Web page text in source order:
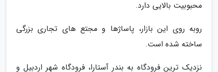
محبوبیت بالایی دارد.
روبه روی این بازار، پاساژها و مجتع های تجاری بزرگی
ساخته شده است.
نزدیک ترین فرودگاه به بندر آستارا، فرودگاه شهر اردبیل و